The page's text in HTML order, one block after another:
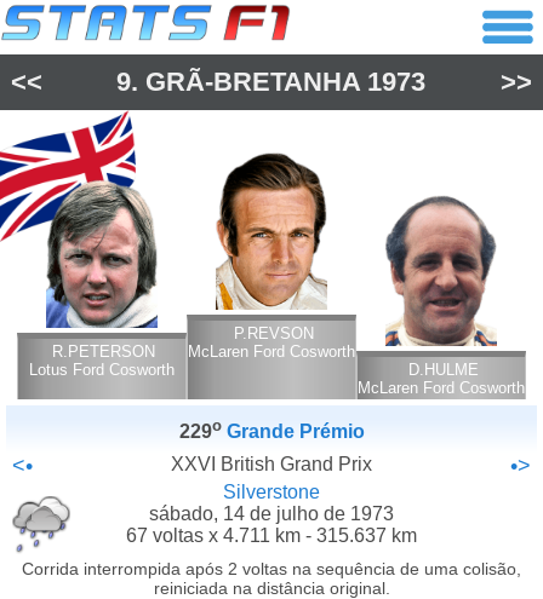
<< 9. GRÃ-BRETANHA 1973 >>
R.PETERSON
Lotus Ford Cosworth
P.REVSON
McLaren Ford Cosworth
D.HULME
McLaren Ford Cosworth
229o Grande Prémio
<• XXVI British Grand Prix •>
Silverstone
sábado, 14 de julho de 1973
67 voltas x 4.711 km - 315.637 km
Corrida interrompida após 2 voltas na sequência de uma colisão,
reiniciada na distância original.